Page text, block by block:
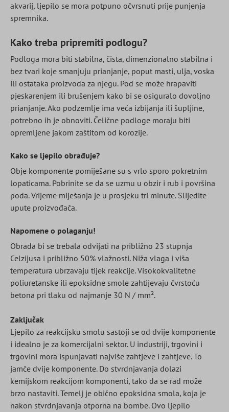
akvarij, ljepilo se mora potpuno očvrsnuti prije punjenja
spremnika.
Kako treba pripremiti podlogu?
Podloga mora biti stabilna, čista, dimenzionalno stabilna i
bez tvari koje smanjuju prianjanje, poput masti, ulja, voska
ili ostataka proizvoda za njegu. Pod se može hrapaviti
pjeskarenjem ili brušenjem kako bi se osiguralo dovoljno
prianjanje. Ako podzemlje ima veća izbijanja ili šupljine,
potrebno ih je obnoviti. Čelične podloge moraju biti
opremljene jakom zaštitom od korozije.
Kako se ljepilo obrađuje?
Obje komponente pomiješane su s vrlo sporo pokretnim
lopaticama. Pobrinite se da se uzmu u obzir i rub i površina
poda. Vrijeme miješanja je u prosjeku tri minute. Slijedite
upute proizvođača.
Napomene o polaganju!
Obrada bi se trebala odvijati na približno 23 stupnja
Celzijusa i približno 50% vlažnosti. Niža vlaga i viša
temperatura ubrzavaju tijek reakcije. Visokokvalitetne
poliuretanske ili epoksidne smole zahtijevaju čvrstoću
betona pri tlaku od najmanje 30 N / mm².
Zaključak
Ljepilo za reakcijsku smolu sastoji se od dvije komponente
i idealno je za komercijalni sektor. U industriji, trgovini i
trgovini mora ispunjavati najviše zahtjeve i zahtjeve. To
jamče dvije komponente. Do stvrdnjavanja dolazi
kemijskom reakcijom komponenti, tako da se rad može
brzo nastaviti. Temelj je obično epoksidna smola, koja je
nakon stvrdnjavanja otporna na bombe. Ovo ljepilo